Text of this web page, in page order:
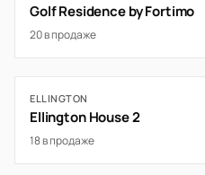
Golf Residence by Fortimo
20 в продаже
ELLINGTON
Ellington House 2
18 в продаже